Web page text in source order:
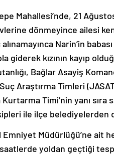
Mahallesi’nde, 21
dönmeyince ailesi
Narin’in
giderek kızının kayıp
Bağlar Asayiş
Araştırma Timleri
Timi’nin yanı sıra
ile ilçe
Emniyet Müdürlüğü’ne ait
yoldan geçtiği